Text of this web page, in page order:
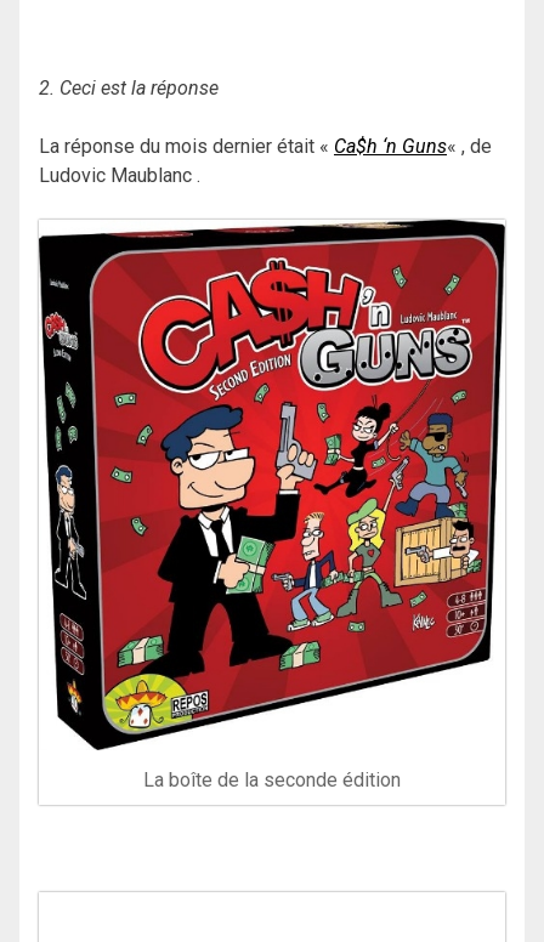
2. Ceci est la réponse
La réponse du mois dernier était « Ca$h ‘n Guns« , de
Ludovic Maublanc .
La boîte de la seconde édition